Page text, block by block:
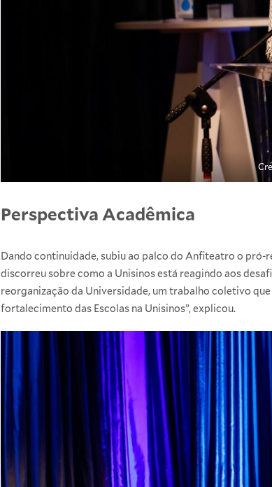
Perspectiva Acadêmica
Dando continuidade, subiu ao palco do Anfiteatro o pró-
discorreu sobre como a Unisinos está reagindo aos
reorganização da Universidade, um trabalho coletivo
fortalecimento das Escolas na Unisinos”, explicou.